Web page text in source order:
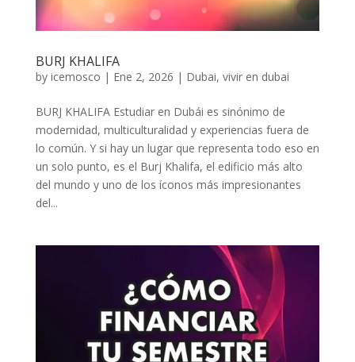
BURJ KHALIFA
by icemosco | Ene 2, 2026 | Dubai, vivir en dubai
BURJ KHALIFA Estudiar en Dubái es sinónimo de
modernidad, multiculturalidad y experiencias fuera de
lo común. Y si hay un lugar que representa todo eso en
un solo punto, es el Burj Khalifa, el edificio más alto
del mundo y uno de los íconos más impresionantes
del...